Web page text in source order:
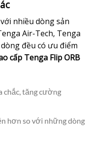
nhiều dòng sản
Air-Tech, Tenga
đều có ưu điểm
cấp Tenga Flip ORB
chắc, tăng cường
hơn so với những dòng